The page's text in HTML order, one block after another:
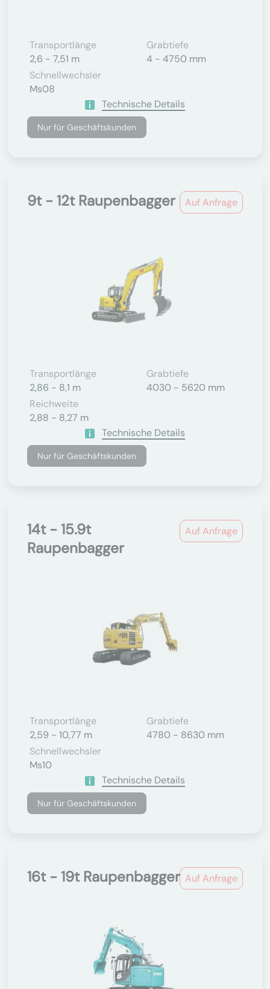
Transportlänge
2,6 - 7,51 m
Grabtiefe
4 - 4750 mm
Schnellwechsler
Ms08
Technische Details
Nur für Geschäftskunden
Auf Anfrage
9t - 12t Raupenbagger
Transportlänge
2,86 - 8,1 m
Grabtiefe
4030 - 5620 mm
Reichweite
2,88 - 8,27 m
Technische Details
Nur für Geschäftskunden
Auf Anfrage
14t - 15.9t
Raupenbagger
Transportlänge
2,59 - 10,77 m
Grabtiefe
4780 - 8630 mm
Schnellwechsler
Ms10
Technische Details
Nur für Geschäftskunden
Auf Anfrage
16t - 19t Raupenbagger